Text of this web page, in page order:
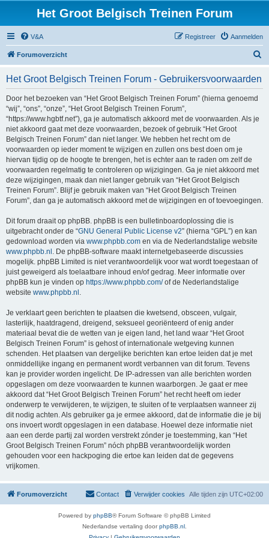
Het Groot Belgisch Treinen Forum
V&A Aanmelden
Registreer
Forumoverzicht
Het Groot Belgisch Treinen Forum - Gebruikersvoorwaarden
Door het bezoeken van “Het Groot Belgisch Treinen Forum” (hierna genoemd
“wij”, “ons”, “onze”, “Het Groot Belgisch Treinen Forum”,
“https://www.hgbtf.net”), ga je automatisch akkoord met de voorwaarden. Als je
niet akkoord gaat met deze voorwaarden, bezoek of gebruik “Het Groot
Belgisch Treinen Forum” dan niet langer. We hebben het recht om de
voorwaarden op ieder moment te wijzigen en zullen ons best doen om je
hiervan tijdig op de hoogte te brengen, het is echter aan te raden om zelf de
voorwaarden regelmatig te controleren op wijzigingen. Ga je niet akkoord met
deze wijzigingen, maak dan niet langer gebruik van “Het Groot Belgisch
Treinen Forum”. Blijf je gebruik maken van “Het Groot Belgisch Treinen
Forum”, dan ga je automatisch akkoord met de wijzigingen en of toevoegingen.
Dit forum draait op phpBB. phpBB is een bulletinboardoplossing die is
uitgebracht onder de “GNU General Public License v2” (hierna “GPL”) en kan
gedownload worden via www.phpbb.com en via de Nederlandstalige website
www.phpbb.nl . De phpBB-software maakt internetgebaseerde discussies
mogelijk. phpBB Limited is niet verantwoordelijk voor wat wordt toegestaan of
juist geweigerd als toelaatbare inhoud en/of gedrag. Meer informatie over
phpBB kun je vinden op https://www.phpbb.com/of de Nederlandstalige
website www.phpbb.nl .
Je verklaart geen berichten te plaatsen die kwetsend, obsceen, vulgair,
lasterlijk, haatdragend, dreigend, seksueel georiënteerd of enig ander
materiaal bevat die de wetten van je eigen land, het land waar “Het Groot
Belgisch Treinen Forum” is gehost of internationale wetgeving kunnen
schenden. Het plaatsen van dergelijke berichten kan ertoe leiden dat je met
onmiddellijke ingang en permanent wordt verbannen van dit forum. Tevens
kan je provider worden ingelicht. De IP-adressen van alle berichten worden
opgeslagen om deze voorwaarden te kunnen waarborgen. Je gaat er mee
akkoord dat “Het Groot Belgisch Treinen Forum” het recht heeft om ieder
onderwerp te verwijderen, te wijzigen, te sluiten of te verplaatsen wanneer zij
dit nodig achten. Als gebruiker ga je ermee akkoord, dat de informatie die je bij
ons invoert wordt opgeslagen in een database. Hoewel deze informatie niet
aan een derde partij zal worden verstrekt zónder je toestemming, kan “Het
Groot Belgisch Treinen Forum” nóch phpBB verantwoordelijk worden
gehouden voor een hackpoging die ertoe kan leiden dat de gegevens
vrijkomen.
Forumoverzicht Alle tijden zijn UTC+02:00
Verwijder cookies
Contact
Powered by phpBB® Forum Software © phpBB Limited
Nederlandse vertaling doorphpBB.nl